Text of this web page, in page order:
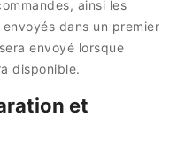
ainsi les
dans un premier
envoyé lorsque
disponible.
et